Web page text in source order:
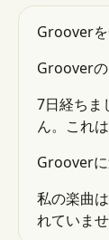
Groover
Groover
7日経ちま
ん。これ
Groover
私の楽曲
れていま